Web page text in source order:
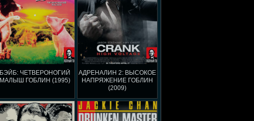
БЭЙБ: ЧЕТВЕРОНОГИЙ
МАЛЫШ ГОБЛИН (1995)
АДРЕНАЛИН 2: ВЫСОКОЕ
НАПРЯЖЕНИЕ ГОБЛИН
(2009)